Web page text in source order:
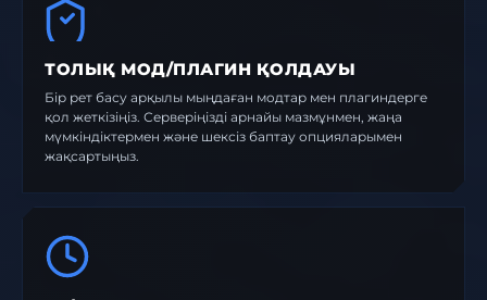
ТОЛЫҚ МОД/ПЛАГИН ҚОЛДАУЫ
Бір рет басу арқылы мыңдаған модтар мен плагиндерге
қол жеткізіңіз. Серверіңізді арнайы мазмұнмен, жаңа
мүмкіндіктермен және шексіз баптау опцияларымен
жақсартыңыз.